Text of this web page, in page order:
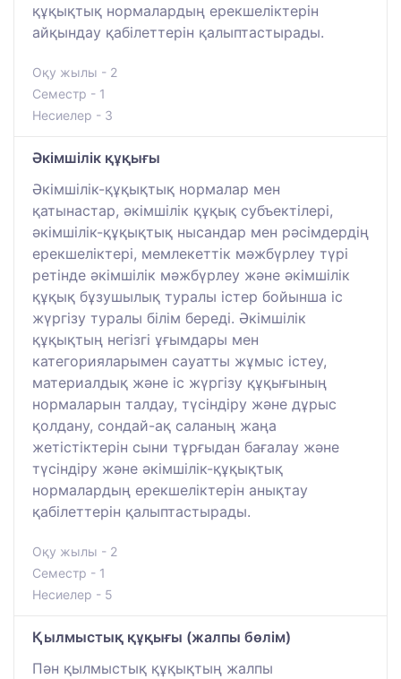
құқықтық нормалардың ерекшеліктерін
айқындау қабілеттерін қалыптастырады.
Оқу жылы - 2
Семестр - 1
Несиелер - 3
Әкімшілік құқығы
Әкімшілік-құқықтық нормалар мен
қатынастар, әкімшілік құқық субъектілері,
әкімшілік-құқықтық нысандар мен рәсімдердің
ерекшеліктері, мемлекеттік мәжбүрлеу түрі
ретінде әкімшілік мәжбүрлеу және әкімшілік
құқық бұзушылық туралы істер бойынша іс
жүргізу туралы білім береді. Әкімшілік
құқықтың негізгі ұғымдары мен
категорияларымен сауатты жұмыс істеу,
материалдық және іс жүргізу құқығының
нормаларын талдау, түсіндіру және дұрыс
қолдану, сондай-ақ саланың жаңа
жетістіктерін сыни тұрғыдан бағалау және
түсіндіру және әкімшілік-құқықтық
нормалардың ерекшеліктерін анықтау
қабілеттерін қалыптастырады.
Оқу жылы - 2
Семестр - 1
Несиелер - 5
Қылмыстық құқығы (жалпы бөлім)
Пән қылмыстық құқықтың жалпы